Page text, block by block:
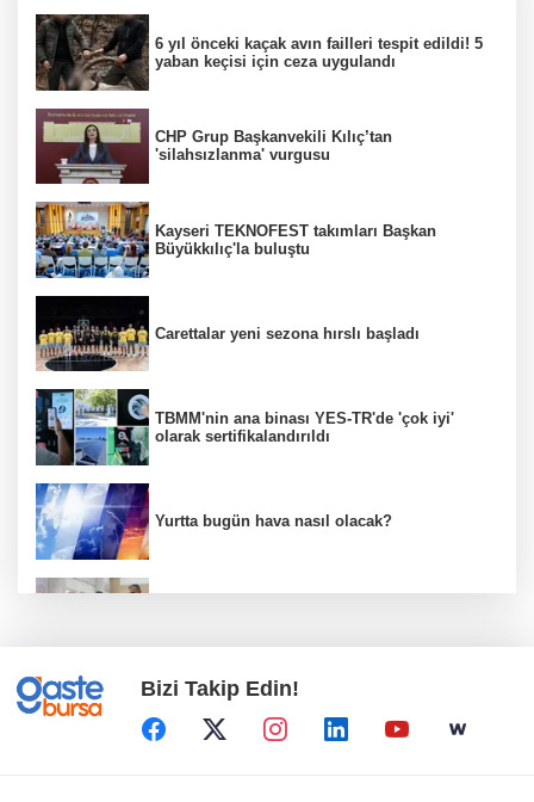
6 yıl önceki kaçak avın failleri tespit edildi! 5
yaban keçisi için ceza uygulandı
CHP Grup Başkanvekili Kılıç’tan
'silahsızlanma' vurgusu
Kayseri TEKNOFEST takımları Başkan
Büyükkılıç'la buluştu
Carettalar yeni sezona hırslı başladı
TBMM'nin ana binası YES-TR'de 'çok iyi'
olarak sertifikalandırıldı
Yurtta bugün hava nasıl olacak?
Yapay zekada onlarca uygulamanın yerini tek
asistan alabilir
Bizi Takip Edin!